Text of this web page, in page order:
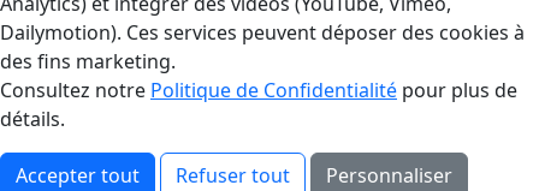
Dailymotion). Ces services peuvent déposer des cookies à
des fins marketing.
Consultez notre Politique de Confidentialité pour plus de
détails.
Accepter tout Refuser tout Personnaliser